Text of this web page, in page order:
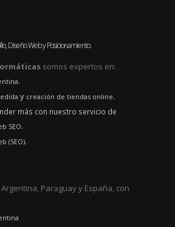
Diseño Web y Posicionamiento.
somos expertos en:
.
y creación de tiendas online.
más con nuestro servicio de
SEO.
(SEO).
Paraguay y España, con